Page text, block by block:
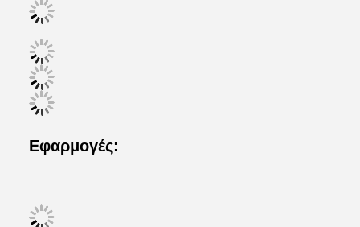
Εφαρμογές: